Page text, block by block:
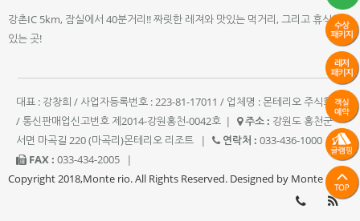
강촌IC 5km, 잠실에서 40분거리!! 짜릿한 레져와 맛있는 먹거리, 그리고 휴식이
있는 곳!
대표 : 강창희 / 사업자등록번호 : 223-81-17011 / 업체명 : 몬테리오 주식회사
/ 통신판매업신고번호 제2014-강원홍천-0042호 | 주소 : 강원도 홍천군
서면 마곡길 220 (마곡리)몬테리오 리조트
| 연락처 : 033-436-1000
|
FAX : 033-434-2005
|
Copyright 2018,Monte rio. All Rights Reserved. Designed by Monte rio.